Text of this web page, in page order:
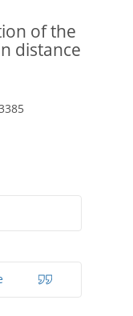
of the
distance